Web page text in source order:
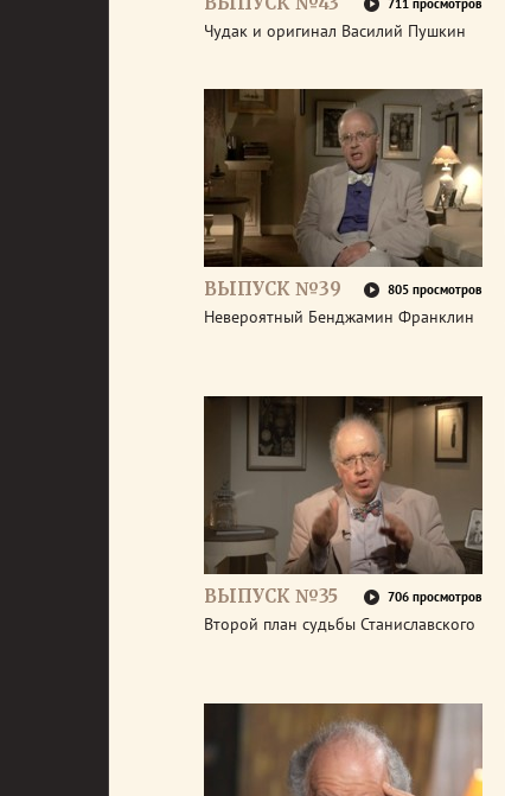
711 просмотров
Чудак и оригинал Василий Пушкин
ВЫПУСК №39 805 просмотров
Невероятный Бенджамин Франклин
ВЫПУСК №35 706 просмотров
Второй план судьбы Станиславского